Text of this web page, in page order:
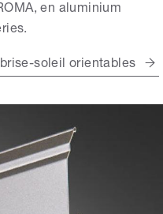
en aluminium
soleil orientables